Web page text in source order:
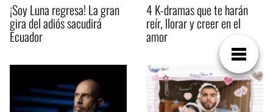
¡Soy Luna regresa! La gran
gira del adiós sacudirá
Ecuador
4 K-dramas que te harán
reír, llorar y creer en el
amor